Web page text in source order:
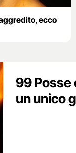
ecco
99 Posse
un unico